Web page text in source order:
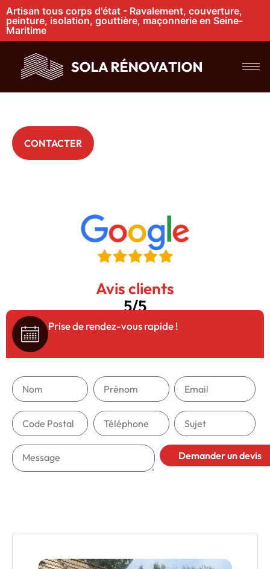
Artisan tous corps d'état - Ravalement, couverture,
peinture, isolation, gouttière, maçonnerie en Seine-
Maritime
Artisan couvreur à
Barentin
CONTACTER
Avis clients
5/5
Prise de rendez-vous rapide !